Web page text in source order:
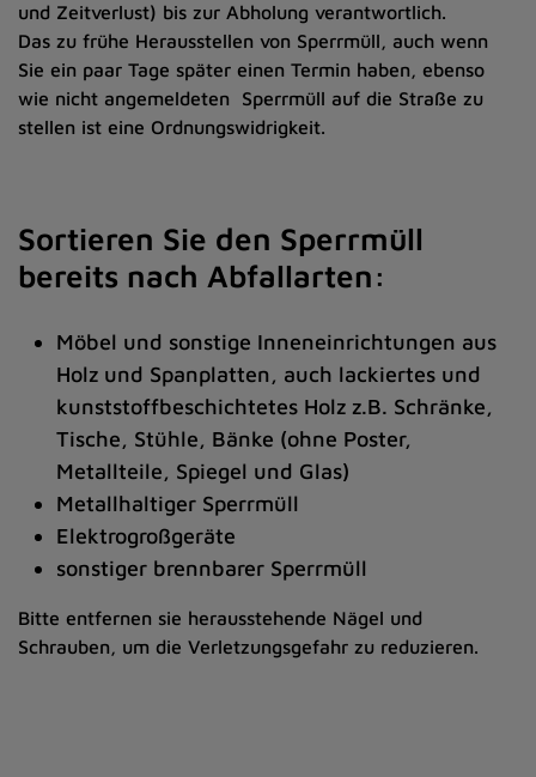
und Zeitverlust) bis zur Abholung verantwortlich.
Das zu frühe Herausstellen von Sperrmüll, auch wenn
Sie ein paar Tage später einen Termin haben, ebenso
wie nicht angemeldeten Sperrmüll auf die Straße zu
stellen ist eine Ordnungswidrigkeit.
Sortieren Sie den Sperrmüll
bereits nach Abfallarten:
Möbel und sonstige Inneneinrichtungen aus
Holz und Spanplatten, auch lackiertes und
kunststoffbeschichtetes Holz z.B. Schränke,
Tische, Stühle, Bänke (ohne Poster,
Metallteile, Spiegel und Glas)
Metallhaltiger Sperrmüll
Elektrogroßgeräte
sonstiger brennbarer Sperrmüll
Bitte entfernen sie herausstehende Nägel und
Schrauben, um die Verletzungsgefahr zu reduzieren.